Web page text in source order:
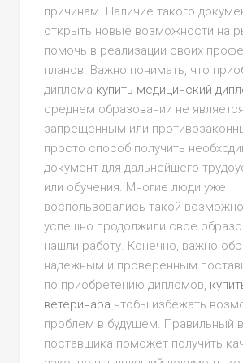
причинам. Наличие такого
открыть новые возможности на
помочь в реализации своих
планов. Важно понимать, что
диплома купить медицинский
среднем образовании не
запрещенным или
просто способ получить
документ для дальнейшего
или обучения. Многие люди уже
воспользовались такой
успешно продолжили свое
нашли работу. Конечно, важно
надежным и проверенным
по приобретению дипломов,
ветеринара чтобы избежать
проблем в будущем. Правильный
поставщика поможет получить